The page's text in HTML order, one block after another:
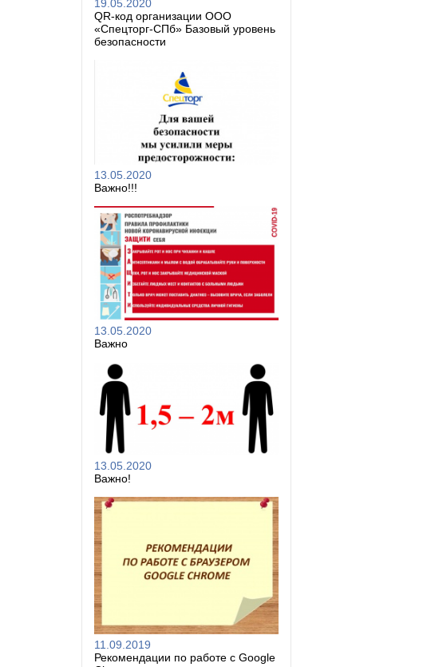
19.05.2020
QR-код организации ООО
«Спецторг-СПб» Базовый уровень
безопасности
13.05.2020
Важно!!!
13.05.2020
Важно
13.05.2020
Важно!
11.09.2019
Рекомендации по работе с Google